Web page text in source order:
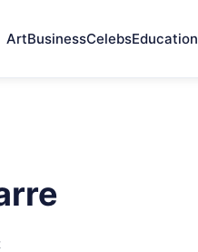
ArtBusinessCelebsEducation